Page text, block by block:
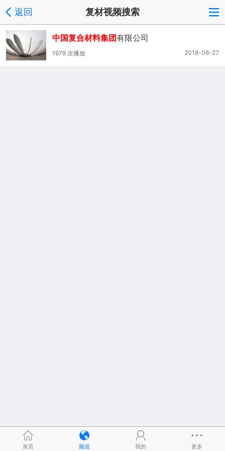
返回 复材视频搜索
中国复合材料集团有限公司
2018-06-27
1979 次播放
首页 频道 我的 更多